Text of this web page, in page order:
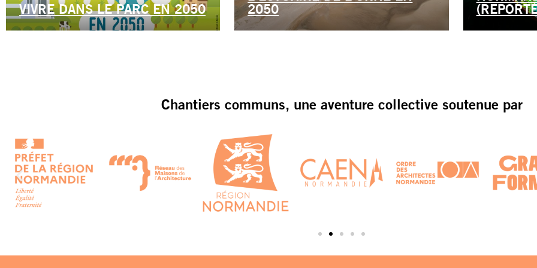
VIVRE DANS LE PARC EN 2050
2050
Chantiers communs, une aventure collective soutenue par